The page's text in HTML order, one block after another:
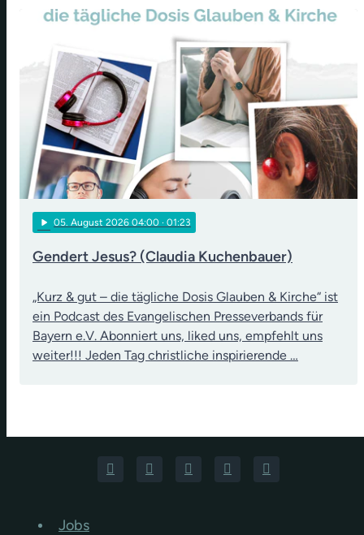
play_arrow 05. August 2026 04:00 · 01:23
Gendert Jesus? (Claudia Kuchenbauer)
„Kurz & gut – die tägliche Dosis Glauben & Kirche“ ist
ein Podcast des Evangelischen Presseverbands für
Bayern e.V. Abonniert uns, liked uns, empfehlt uns
weiter!!! Jeden Tag christliche inspirierende …
Jobs